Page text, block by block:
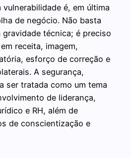
é, em última
de negócio. Não basta
gravidade técnica; é preciso
receita, imagem,
esforço de correção e
A segurança,
ser tratada como um tema
de liderança,
e RH, além de
de conscientização e